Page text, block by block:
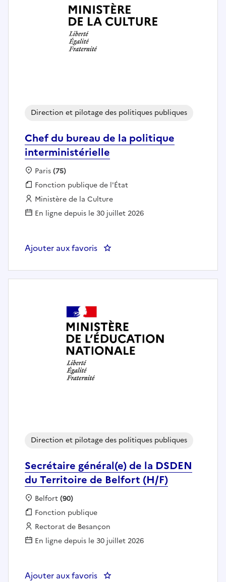
Chef du bureau de la politique
interministérielle
Direction et pilotage des politiques publiques
Localisation :
Paris(75)
Fonction publique :
Fonction publique de l'État
Employeur :
Ministère de la Culture
En ligne depuis le 30 juillet 2026
Ajouter aux favoris : Chef du bureau de la
Secrétaire général(e) de la DSDEN
du Territoire de Belfort (H/F)
Direction et pilotage des politiques publiques
Localisation :
Belfort(90)
Fonction publique :
Fonction publique
Employeur :
Rectorat de Besançon
En ligne depuis le 30 juillet 2026
Ajouter aux favoris : Secrétaire général(e) de la